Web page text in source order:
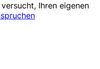
Ihren eigenen